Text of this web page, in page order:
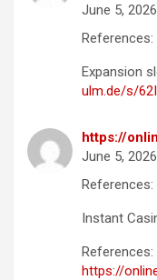
June 5,
References:
Expansion
ulm.de/s/
https://
June 5,
References:
Instant
References:
https://